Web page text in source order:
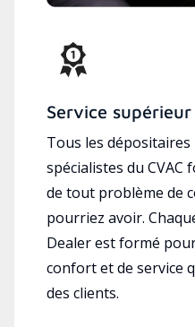
Service supérieur
Tous les
spécialistes du CVAC
de tout problème de
pourriez avoir.
Dealer est formé
confort et de service
des clients.